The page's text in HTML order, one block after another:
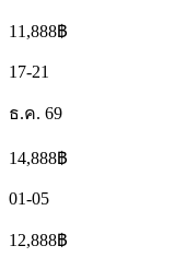
11,888฿
17-21
ธ.ค. 69
14,888฿
01-05
12,888฿